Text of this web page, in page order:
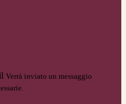
Verrà inviato un messaggio